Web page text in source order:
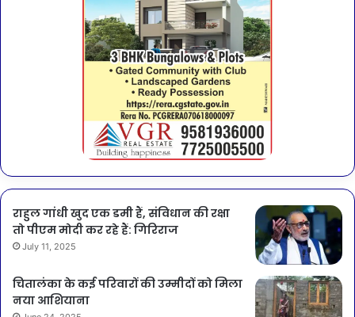
राहुल गांधी खुद एक डमी हैं, संविधान की रक्षा
तो पीएम मोदी कर रहे हैं: गिरिराज
July 11, 2025
चितालंका के कई परिवारों की उम्मीदों को मिला
नया आशियाना